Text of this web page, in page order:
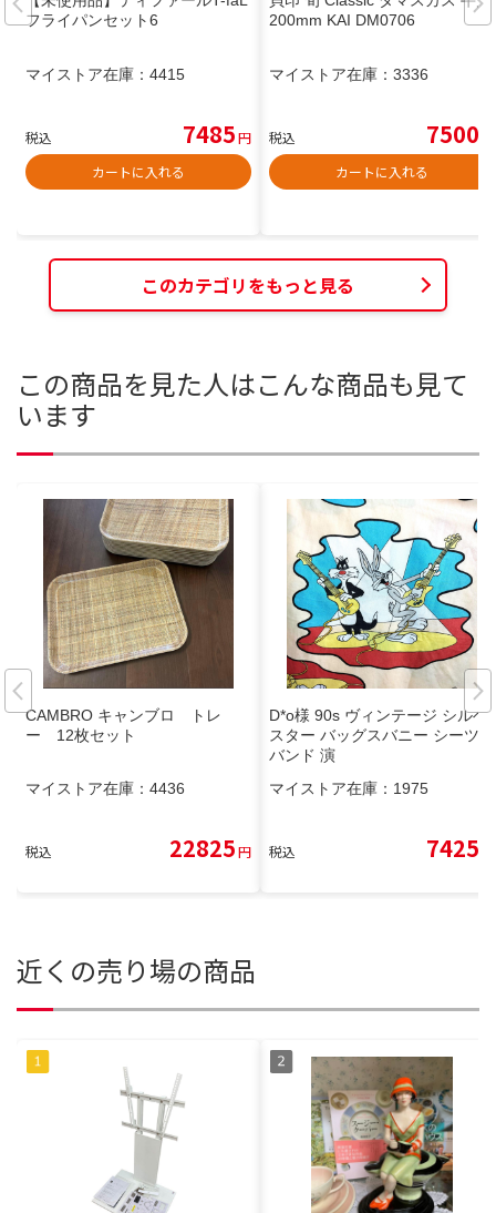
フライパンセット6
マイストア在庫： 4415
税込 7485円
カートに入れる
200mm KAI DM0706
マイストア在庫： 3336
税込 7500
カートに入れる
このカテゴリをもっと見る
この商品を見た人はこんな商品も見て
います
CAMBRO キャンブロ トレ
ー 12枚セット
マイストア在庫： 4436
税込 22825円
D*o様 90s ヴィンテージ シルベ
スター バッグスバニー シーツ
バンド 演
マイストア在庫： 1975
税込 7425
近くの売り場の商品